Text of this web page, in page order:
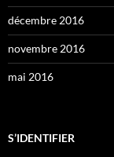
décembre 2016
novembre 2016
mai 2016
S’IDENTIFIER